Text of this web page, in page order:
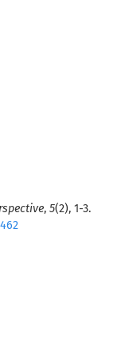
, 5(2), 1-3.